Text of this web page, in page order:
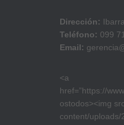
Dirección:
Teléfono: 099
Email:
<a
href=”https://
ostodos><img
content/